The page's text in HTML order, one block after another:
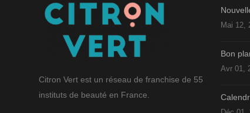
Citron Vert est un réseau de franchise de 55
instituts de beauté en France.
Mai 12,
Bon
Avr 01,